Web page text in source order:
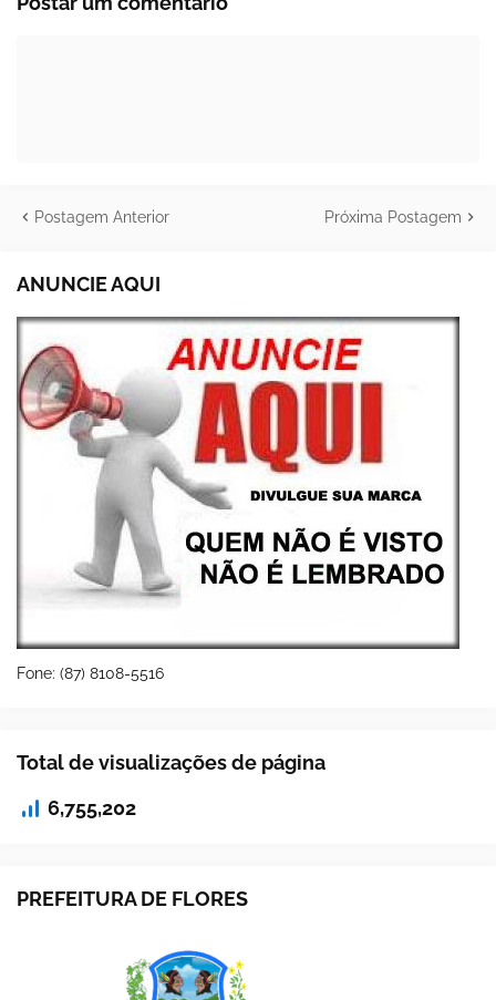
Postagem Anterior Próxima Postagem
ANUNCIE AQUI
Fone: (87) 8108-5516
Total de visualizações de página
6,755,202
PREFEITURA DE FLORES